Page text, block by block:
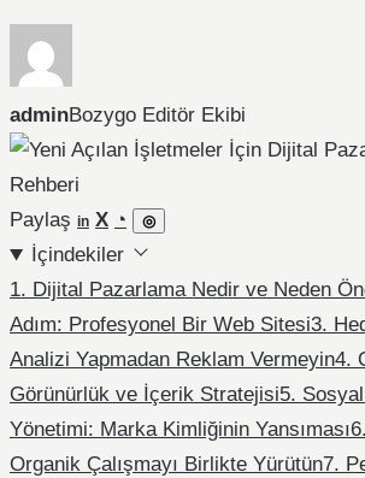
adminBozygo Editör Ekibi
Paylaş
İçindekiler
1. Dijital Pazarlama Nedir ve Neden
Adım: Profesyonel Bir Web Sitesi3.
Analizi Yapmadan Reklam Vermeyin4.
Görünürlük ve İçerik Stratejisi5.
Yönetimi: Marka Kimliğinin Yansıması
Organik Çalışmayı Birlikte Yürütün7.